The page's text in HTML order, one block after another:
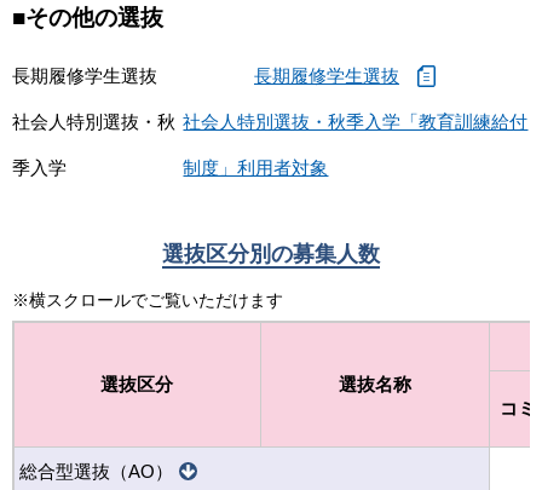
■その他の選抜
長期履修学生選抜 長期履修学生選抜
社会人特別選抜・秋
季入学
社会人特別選抜・秋季入学「教育訓練給付
制度」利用者対象
選抜区分別の募集人数
※横スクロールでご覧いただけます
選抜区分
選抜名称
コミ
総合型選抜（AO）